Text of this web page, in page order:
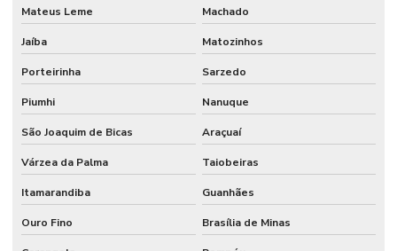
Mateus Leme Machado
Jaíba Matozinhos
Porteirinha Sarzedo
Piumhi Nanuque
São Joaquim de Bicas Araçuaí
Várzea da Palma Taiobeiras
Itamarandiba Guanhães
Ouro Fino Brasília de Minas